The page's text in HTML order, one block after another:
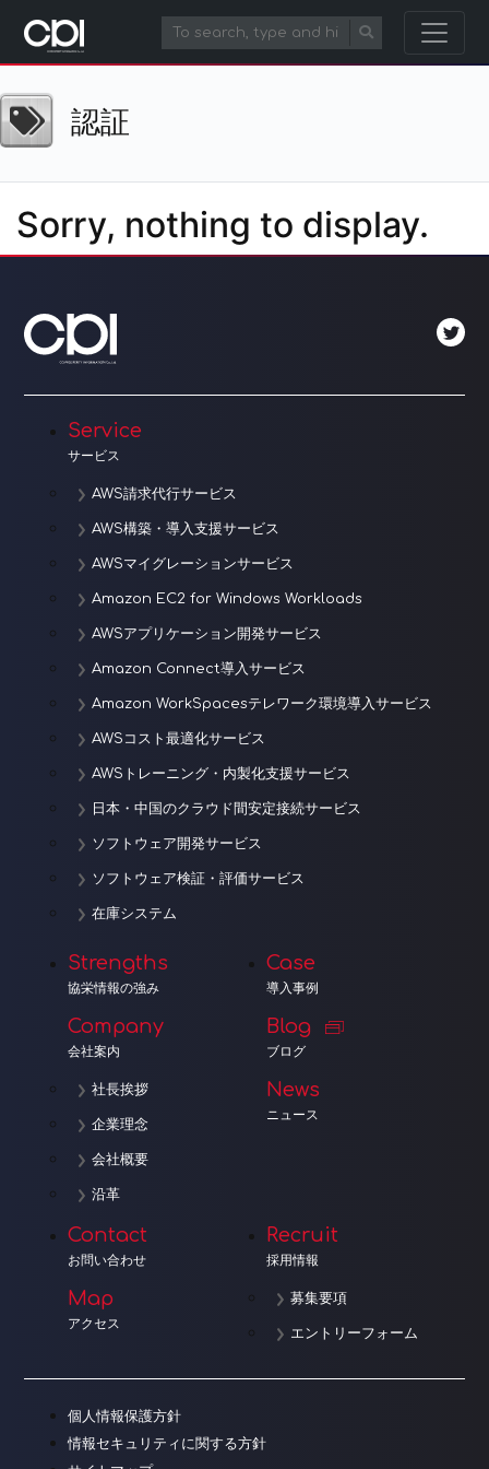
認証
Sorry, nothing to display.
Service
サービス
AWS請求代行サービス
AWS構築・導入支援サービス
AWSマイグレーションサービス
Amazon EC2 for Windows Workloads
AWSアプリケーション開発サービス
Amazon Connect導入サービス
Amazon WorkSpacesテレワーク環境導入サービス
AWSコスト最適化サービス
AWSトレーニング・内製化支援サービス
日本・中国のクラウド間安定接続サービス
ソフトウェア開発サービス
ソフトウェア検証・評価サービス
在庫システム
Strengths
協栄情報の強み
Company
会社案内
社長挨拶
企業理念
会社概要
沿革
Case
導入事例
Blog
ブログ
News
ニュース
Contact
お問い合わせ
Map
アクセス
Recruit
採用情報
募集要項
エントリーフォーム
個人情報保護方針
情報セキュリティに関する方針